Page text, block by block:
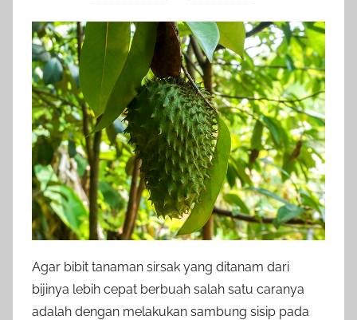
Agar bibit tanaman sirsak yang ditanam dari
bijinya lebih cepat berbuah salah satu caranya
adalah dengan melakukan sambung sisip pada